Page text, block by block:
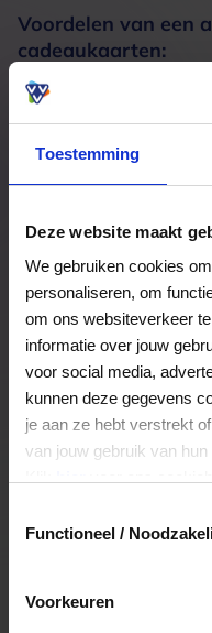
Toestemming
Deze website maakt
We gebruiken cookies
personaliseren, om
om ons websiteverkeer
informatie over jouw
voor social media,
kunnen deze gegevens
je aan ze hebt verstrekt
van jouw gebruik van
Functioneel /
Voorkeuren
Voordelen van een
cadeaukaarten:
Meerdere
Een bestelling
Nog veel meer...
Maak account aan